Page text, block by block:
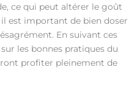
ce qui peut altérer le goût
est important de bien doser
En suivant ces
les bonnes pratiques du
profiter pleinement de